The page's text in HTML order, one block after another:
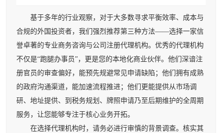
基于多年的行业观察，对于大多数寻求平衡效率、成本与
合规的外国投资者，我们强烈推荐第三种方法——选择一家信
誉卓著的专业商务咨询与公司注册代理机构。优秀的代理机构
不仅是“跑腿办事员”，更是您的本地化商业伙伴。他们深谙注
册官员的审查偏好，能预先规避常见申请缺陷；他们拥有成熟
的政府沟通渠道，能加速流程推进；他们更能提供从市场调
研、地址提供、到税务规划、牌照申请乃至后期维护的全周期
服务，让您能够专注于核心业务开拓。
在选择代理机构时，请务必进行审慎的背景调查。核实其